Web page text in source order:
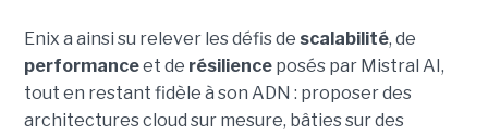
Enix a ainsi su relever les défis de scalabilité, de
performanceet de résilience posés par Mistral AI,
tout en restant fidèle à son ADN : proposer des
architectures cloud sur mesure, bâties sur des